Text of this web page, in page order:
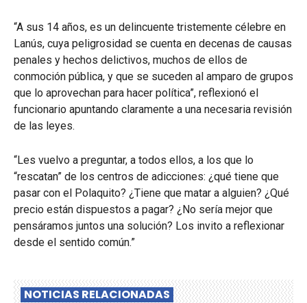
“A sus 14 años, es un delincuente tristemente célebre en
Lanús, cuya peligrosidad se cuenta en decenas de causas
penales y hechos delictivos, muchos de ellos de
conmoción pública, y que se suceden al amparo de grupos
que lo aprovechan para hacer política”, reflexionó el
funcionario apuntando claramente a una necesaria revisión
de las leyes.
“Les vuelvo a preguntar, a todos ellos, a los que lo
“rescatan” de los centros de adicciones: ¿qué tiene que
pasar con el Polaquito? ¿Tiene que matar a alguien? ¿Qué
precio están dispuestos a pagar? ¿No sería mejor que
pensáramos juntos una solución? Los invito a reflexionar
desde el sentido común.”
NOTICIAS RELACIONADAS